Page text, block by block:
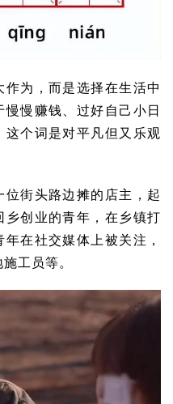
为，而是选择在生活中
慢赚钱、过好自己小日
个词是对平凡但又乐观
街头路边摊的店主，起
创业的青年，在乡镇打
在社交媒体上被关注，
工员等。